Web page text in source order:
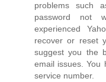
problems such
password not
experienced
recover or reset
suggest you the
email issues. You
service number.